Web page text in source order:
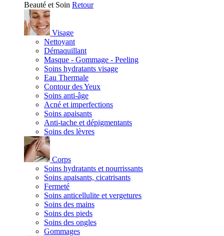
Beauté et Soin Retour
Visage
Nettoyant
Démaquillant
Masque - Gommage - Peeling
Soins hydratants visage
Eau Thermale
Contour des Yeux
Soins anti-âge
Acné et imperfections
Soins apaisants
Anti-tache et dépigmentants
Soins des lèvres
Corps
Soins hydratants et nourrissants
Soins apaisants, cicatrisants
Fermeté
Soins anticellulite et vergetures
Soins des mains
Soins des pieds
Soins des ongles
Gommages